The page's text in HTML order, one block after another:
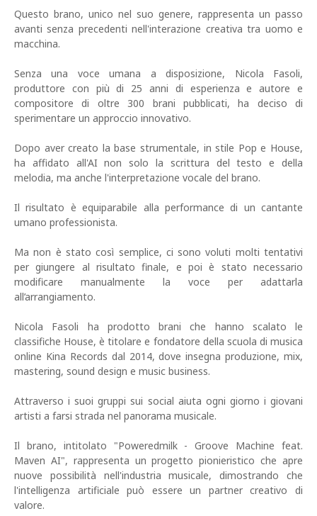
Questo brano, unico nel suo genere, rappresenta un passo
avanti senza precedenti nell'interazione creativa tra uomo e
macchina.
Senza una voce umana a disposizione, Nicola Fasoli,
produttore con più di 25 anni di esperienza e autore e
compositore di oltre 300 brani pubblicati, ha deciso di
sperimentare un approccio innovativo.
Dopo aver creato la base strumentale, in stile Pop e House,
ha affidato all'AI non solo la scrittura del testo e della
melodia, ma anche l'interpretazione vocale del brano.
Il risultato è equiparabile alla performance di un cantante
umano professionista.
Ma non è stato così semplice, ci sono voluti molti tentativi
per giungere al risultato finale, e poi è stato necessario
modificare manualmente la voce per adattarla
all’arrangiamento.
Nicola Fasoli ha prodotto brani che hanno scalato le
classifiche House, è titolare e fondatore della scuola di musica
online Kina Records dal 2014, dove insegna produzione, mix,
mastering, sound design e music business.
Attraverso i suoi gruppi sui social aiuta ogni giorno i giovani
artisti a farsi strada nel panorama musicale.
Il brano, intitolato "Poweredmilk - Groove Machine feat.
Maven AI", rappresenta un progetto pionieristico che apre
nuove possibilità nell'industria musicale, dimostrando che
l'intelligenza artificiale può essere un partner creativo di
valore.